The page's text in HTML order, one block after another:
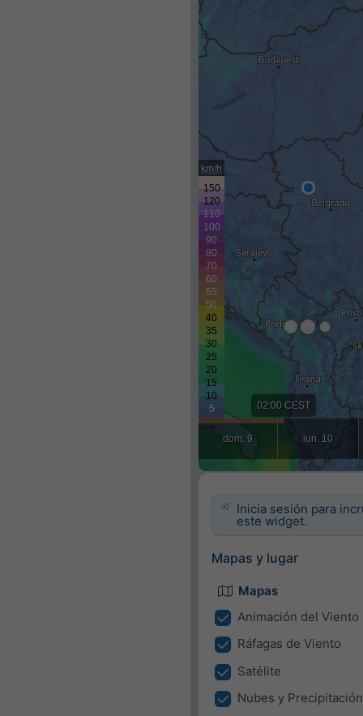
Inicia sesión para
este widget.
Mapas y lugar
Mapas
Animación del Viento
Ráfagas de Viento
Satélite
Nubes y Precipitación